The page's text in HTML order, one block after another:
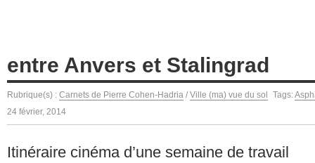
entre Anvers et Stalingrad
Rubrique(s) : Carnets de Pierre Cohen-Hadria / Ville (ma) vue du sol Tags:
24 février, 2014
Itinéraire cinéma d’une semaine de travail